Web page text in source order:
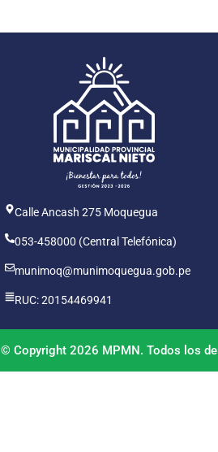
Calle Ancash 275 Moquegua
053-458000 (Central Telefónica)
munimoq@munimoquegua.gob.pe
RUC: 20154469941
© Copyright 2026 MPMN. Todos los